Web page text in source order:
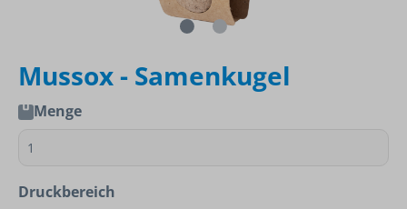
Mussox - Samenkugel
Menge
Druckbereich